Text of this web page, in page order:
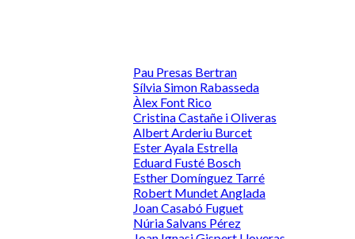
Pau Presas Bertran
Sílvia Simon Rabasseda
Àlex Font Rico
Cristina Castañe i Oliveras
Albert Arderiu Burcet
Ester Ayala Estrella
Eduard Fusté Bosch
Esther Domínguez Tarré
Robert Mundet Anglada
Joan Casabó Fuguet
Núria Salvans Pérez